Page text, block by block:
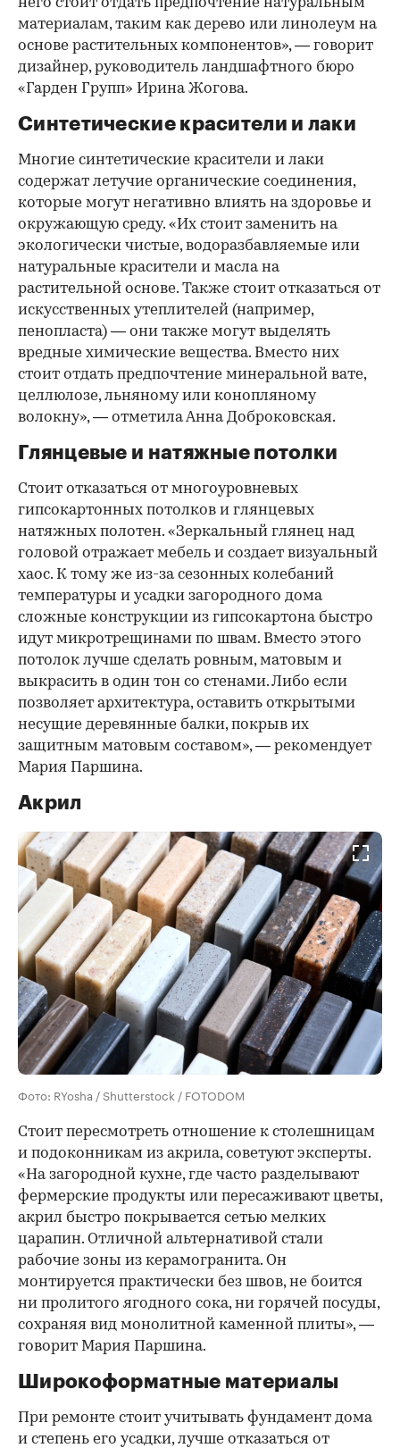
него стоит отдать предпочтение натуральным
материалам, таким как дерево или линолеум на
основе растительных компонентов», — говорит
дизайнер, руководитель ландшафтного бюро
«Гарден Групп» Ирина Жогова.
Синтетические красители и лаки
Многие синтетические красители и лаки
содержат летучие органические соединения,
которые могут негативно влиять на здоровье и
окружающую среду. «Их стоит заменить на
экологически чистые, водоразбавляемые или
натуральные красители и масла на
растительной основе. Также стоит отказаться от
искусственных утеплителей (например,
пенопласта) — они также могут выделять
вредные химические вещества. Вместо них
стоит отдать предпочтение минеральной вате,
целлюлозе, льняному или конопляному
волокну», — отметила Анна Доброковская.
Глянцевые и натяжные потолки
Стоит отказаться от многоуровневых
гипсокартонных потолков и глянцевых
натяжных полотен. «Зеркальный глянец над
головой отражает мебель и создает визуальный
хаос. К тому же из-за сезонных колебаний
температуры и усадки загородного дома
сложные конструкции из гипсокартона быстро
идут микротрещинами по швам. Вместо этого
потолок лучше сделать ровным, матовым и
выкрасить в один тон со стенами. Либо если
позволяет архитектура, оставить открытыми
несущие деревянные балки, покрыв их
защитным матовым составом», — рекомендует
Мария Паршина.
Акрил
Фото: RYosha / Shutterstock / FOTODOM
Стоит пересмотреть отношение к столешницам
и подоконникам из акрила, советуют эксперты.
«На загородной кухне, где часто разделывают
фермерские продукты или пересаживают цветы,
акрил быстро покрывается сетью мелких
царапин. Отличной альтернативой стали
рабочие зоны из керамогранита. Он
монтируется практически без швов, не боится
ни пролитого ягодного сока, ни горячей посуды,
сохраняя вид монолитной каменной плиты», —
говорит Мария Паршина.
Широкоформатные материалы
При ремонте стоит учитывать фундамент дома
и степень его усадки, лучше отказаться от